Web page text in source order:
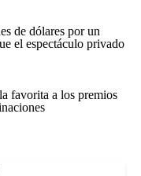
de dólares por un
el espectáculo privado
favorita a los premios